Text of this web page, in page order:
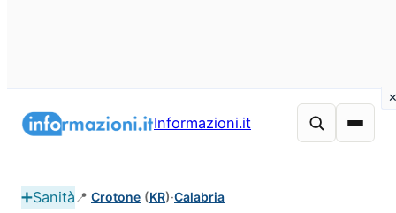
Informazioni.it
➕Sanità 📍 Crotone (KR)·Calabria